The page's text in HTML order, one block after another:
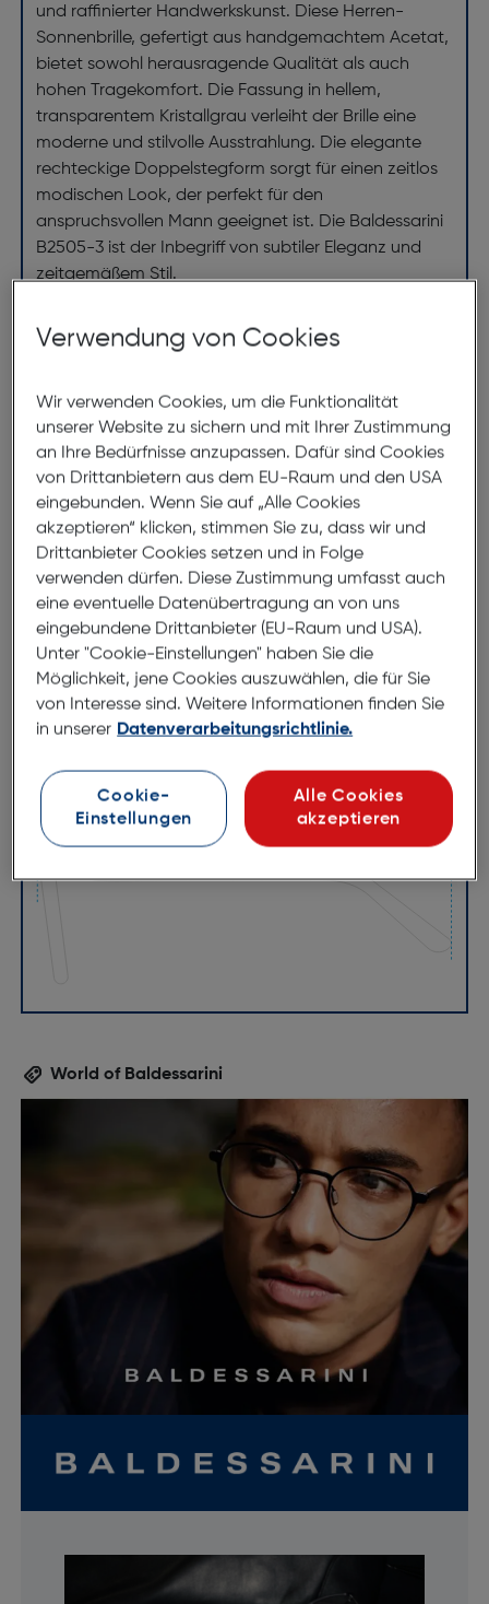
und raffinierter Handwerkskunst. Diese Herren-
Sonnenbrille, gefertigt aus handgemachtem Acetat,
bietet sowohl herausragende Qualität als auch
hohen Tragekomfort. Die Fassung in hellem,
transparentem Kristallgrau verleiht der Brille eine
moderne und stilvolle Ausstrahlung. Die elegante
rechteckige Doppelstegform sorgt für einen zeitlos
modischen Look, der perfekt für den
anspruchsvollen Mann geeignet ist. Die Baldessarini
B2505-3 ist der Inbegriff von subtiler Eleganz und
zeitgemäßem Stil.
Brillenbreite:146mm
Steg:
16mm
Glasbreite:56mm
Bügellänge: 145mm
(individuell ausrichtbar)
146mm
16mm
56mm
145mm
World of Baldessarini
Verwendung von Cookies
Wir verwenden Cookies, um die Funktionalität
unserer Website zu sichern und mit Ihrer Zustimmung
an Ihre Bedürfnisse anzupassen. Dafür sind Cookies
von Drittanbietern aus dem EU-Raum und den USA
eingebunden. Wenn Sie auf „Alle Cookies
akzeptieren“ klicken, stimmen Sie zu, dass wir und
Drittanbieter Cookies setzen und in Folge
verwenden dürfen. Diese Zustimmung umfasst auch
eine eventuelle Datenübertragung an von uns
eingebundene Drittanbieter (EU-Raum und USA).
Unter "Cookie-Einstellungen" haben Sie die
Möglichkeit, jene Cookies auszuwählen, die für Sie
von Interesse sind. Weitere Informationen finden Sie
in unserer Datenverarbeitungsrichtlinie.
Cookie-
Einstellungen
Alle Cookies
akzeptieren